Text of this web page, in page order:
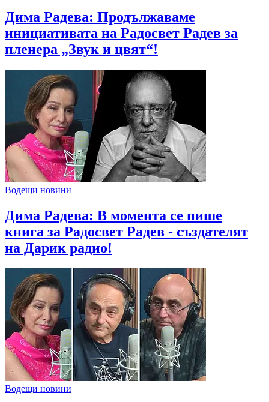
Дима Радева: Продължаваме
инициативата на Радосвет Радев за
пленера „Звук и цвят“!
Водещи новини
Дима Радева: В момента се пише
книга за Радосвет Радев - създателят
на Дарик радио!
Водещи новини